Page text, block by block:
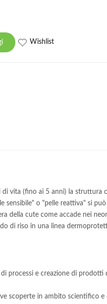
Wishlist
di vita (fino ai 5 anni) la
o "pelle reattiva" si
della cute come accade nei
di riso in una linea
processi e creazione di
scoperte in ambito scientifico